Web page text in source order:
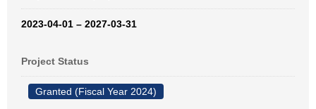
2023-04-01 – 2027-03-31
Project Status
Granted (Fiscal Year 2024)